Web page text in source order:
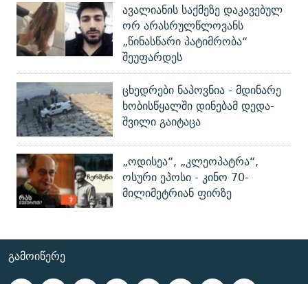
ავალიანის საქმეზე დაკავებულ
ორ არასრულწლოვანს
„წინასწარი პატიმრობა“
შეუფარდეს
ცხედრები ნაპოვნია - მდინარე
ხობისწყალში დინებამ დედა-
შვილი გაიტაცა
„ოდისეა“, „კლეოპატრა“,
ოსური ეპოსი - კინო 70-
მილიმეტრიან ფირზე
ᲒᲐᲛᲝᲘᲬᲔᲠᲔ